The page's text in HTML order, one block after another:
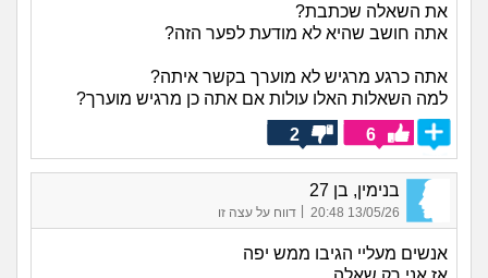
את השאלה שכתבת?
אתה חושב שהיא לא מודעת לפער הזה?
אתה כרגע מרגיש לא מוערך בקשר איתה?
למה השאלות האלו עולות אם אתה כן מרגיש מוערך?
6
2
בנימין, בן 27
13/05/26 20:48
| דווח על עצה זו
אנשים מעליי הגיבו ממש יפה